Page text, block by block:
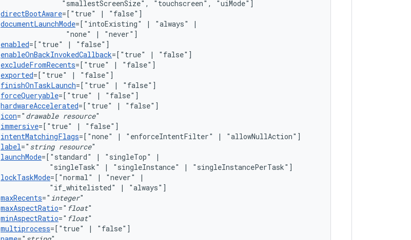
"smallestScreenSize",
"touchscreen",
directBootAware=["true" |
documentLaunchMode=["intoExisting" | "always"
"none"
|
enabled=["true" |
enableOnBackInvokedCallback=["true" |
excludeFromRecents=["true" |
exported=["true" |
finishOnTaskLaunch=["true" |
forceQueryable=["true" |
hardwareAccelerated=["true" |
icon=" drawable resource
immersive=["true" |
intentMatchingFlags=["none" | "enforceIntentFilter" |
label=" string resource
launchMode=["standard" | "singleTop"
"singleTask"
| "singleInstance" |
lockTaskMode=["normal" | "never"
"if_whitelisted"
|
maxRecents=" integer
maxAspectRatio=" float
minAspectRatio=" float
multiprocess=["true" |